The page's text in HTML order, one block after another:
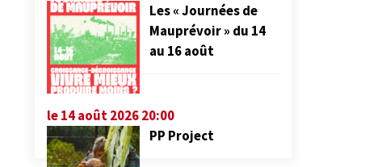
Les « Journées de
Mauprévoir » du 14
au 16 août
le 14 août 2026 20:00
PP Project